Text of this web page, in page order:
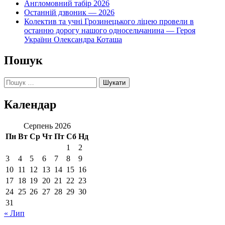
Англомовний табір 2026
Останній дзвоник — 2026
Колектив та учні Грозинецького ліцею провели в
останню дорогу нашого односельчанина — Героя
України Олександра Коташа
Пошук
Пошук:
Календар
Серпень 2026
Пн Вт Ср Чт Пт Сб Нд
1
2
3
4 5 6 7 8
9
10 11 12 13 14 15 16
17 18 19 20 21 22 23
24 25 26 27 28 29 30
31
« Лип